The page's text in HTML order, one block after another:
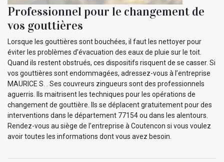
Professionnel pour le changement de
vos gouttières
Lorsque les gouttières sont bouchées, il faut les nettoyer pour
éviter les problèmes d’évacuation des eaux de pluie sur le toit.
Quand ils restent obstrués, ces dispositifs risquent de se casser. Si
vos gouttières sont endommagées, adressez-vous à l’entreprise
MAURICE S. . Ses couvreurs zingueurs sont des professionnels
aguerris. Ils maitrisent les techniques pour les opérations de
changement de gouttière. Ils se déplacent gratuitement pour des
interventions dans le département 77154 ou dans les alentours.
Rendez-vous au siège de l’entreprise à Coutencon si vous voulez
avoir toutes les informations dont vous avez besoin.